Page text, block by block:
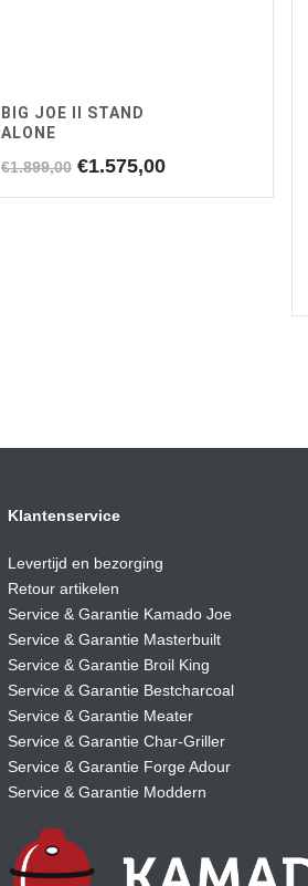
BIG JOE II STAND
ALONE
€1.899,00 Oorspronkelijke
€1.575,00Huidige
Klantenservice
Levertijd en bezorging
Retour artikelen
Service & Garantie Kamado Joe
Service & Garantie Masterbuilt
Service & Garantie Broil King
Service & Garantie Bestcharcoal
Service & Garantie Meater
Service & Garantie Char-Griller
Service & Garantie Forge Adour
Service & Garantie Moddern